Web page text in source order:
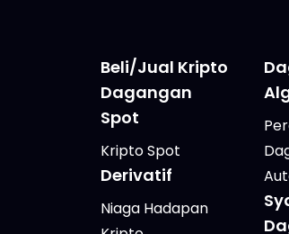
Beli/Jual Kripto
Dagangan
Spot
Kripto Spot
Derivatif
Niaga Hadapan